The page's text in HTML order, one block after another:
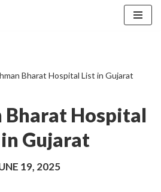
Bharat Hospital List in Gujarat
Bharat Hospital
Gujarat
19, 2025